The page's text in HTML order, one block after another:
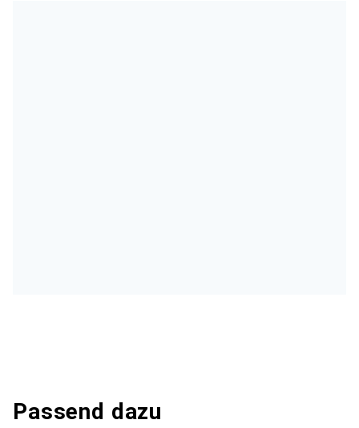
Passend dazu